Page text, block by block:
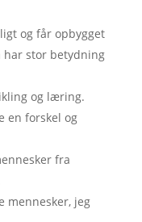
og får opbygget
har stor betydning
og læring.
en forskel og
fra
mennesker, jeg